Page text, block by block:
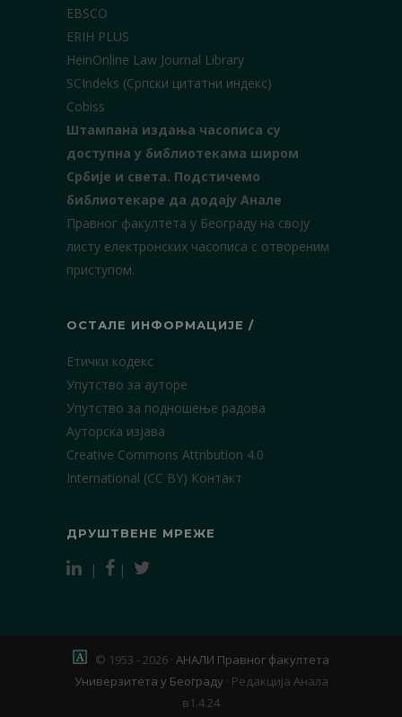
EBSCO
ERIH PLUS
HeinOnline Law Journal Library
SCIndeks (Српски цитатни индекс)
Cobiss
Штампана издања часописа су
доступна у библиотекама широм
Србије и света. Подстичемо
библиотекаре да додају Анале
Правног факултета у Београду на своју
листу електронских часописа с отвореним
приступом.
ОСТАЛЕ ИНФОРМАЦИЈЕ /
Етички кодекс
Упутство за ауторе
Упутство за подношење радова
Ауторска изјава
Creative Commons Attribution 4.0
International (CC BY) Контакт
ДРУШТВЕНЕ МРЕЖЕ
| |
© 1953 - 2026 · АНАЛИ Правног факултета
Универзитета у Београду · Редакција Анала
в1.4.24